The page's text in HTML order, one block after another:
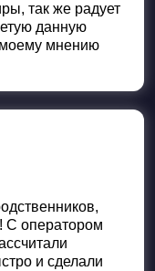
так же радует
данную
мнению
С оператором
и сделали